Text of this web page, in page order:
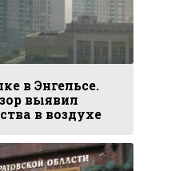
в Энгельсе.
выявил
в воздухе